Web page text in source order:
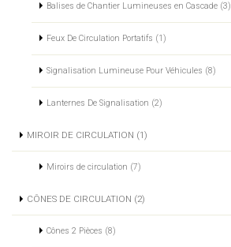
Balises de Chantier Lumineuses en Cascade (3)
Feux De Circulation Portatifs (1)
Signalisation Lumineuse Pour Véhicules (8)
Lanternes De Signalisation (2)
MIROIR DE CIRCULATION (1)
Miroirs de circulation (7)
CÔNES DE CIRCULATION (2)
Cônes 2 Pièces (8)